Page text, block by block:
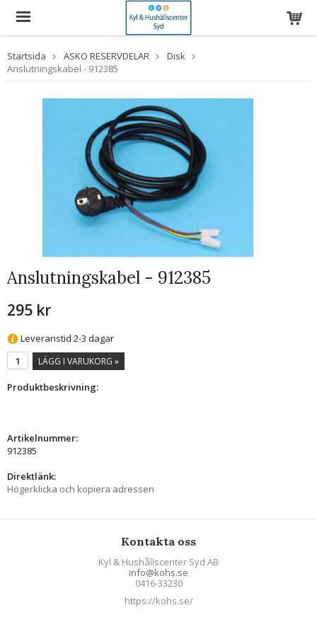
Startsida ASKO RESERVDELAR
Disk
Anslutningskabel - 912385
Anslutningskabel - 912385
295 kr
Leveranstid 2-3 dagar
LÄGG I VARUKORG »
Produktbeskrivning:
Artikelnummer:
912385
Direktlänk:
Högerklicka och kopiera adressen
Kontakta oss
Kyl & Hushållscenter Syd AB
info@kohs.se
0416-33230
https://kohs.se/